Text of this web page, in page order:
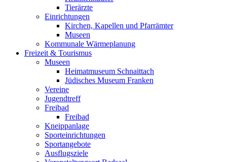
Tierärzte
Einrichtungen
Kirchen, Kapellen und Pfarrämter
Museen
Kommunale Wärmeplanung
Freizeit & Tourismus
Museen
Heimatmuseum Schnaittach
Jüdisches Museum Franken
Vereine
Jugendtreff
Freibad
Freibad
Kneippanlage
Sporteinrichtungen
Sportangebote
Ausflugsziele